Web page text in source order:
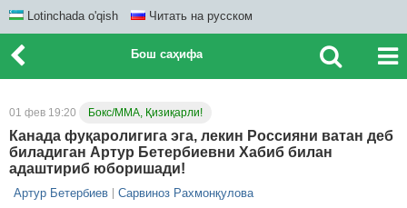
Lotinchada o'qish Читать на русском
Бош саҳифа
01 фев 19:20 Бокс/ММА, Қизиқарли!
Канада фуқаролигига эга, лекин Россияни ватан деб
биладиган Артур Бетербиевни Хабиб билан
адаштириб юборишади!
Артур Бетербиев Сарвиноз Рахмонқулова